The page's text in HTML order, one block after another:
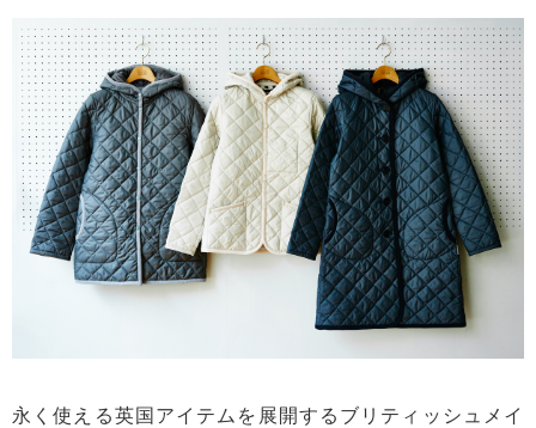
永く使える英国アイテムを展開するブリティッシュメイ